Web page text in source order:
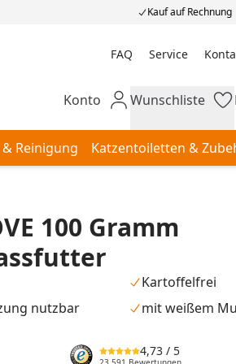
Kauf auf Rechnung
FAQ Service
Mein Konto
Konto Wunschliste
Wunschliste
Reinigung Katzentoiletten &
100 Gramm
Kartoffelfrei
nutzbar
mit weißem
4,73 / 5